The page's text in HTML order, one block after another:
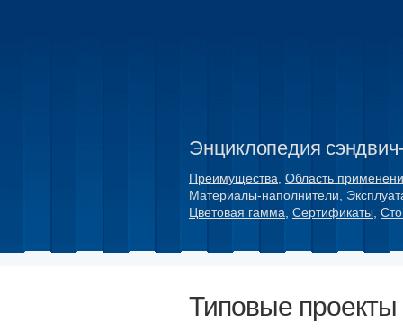
Энциклопедия
Преимущества Область
Материалы-наполнители
Цветовая гамма Сертификаты
Типовые проекты